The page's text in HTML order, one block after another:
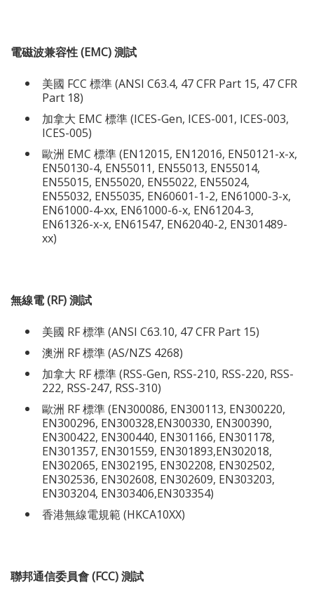
電磁波兼容性 (EMC) 測試
美國 FCC 標準 (ANSI C63.4, 47 CFR Part 15, 47 CFR
Part 18)
加拿大 EMC 標準 (ICES-Gen, ICES-001, ICES-003,
ICES-005)
歐洲 EMC 標準 (EN12015, EN12016, EN50121-x-x,
EN50130-4, EN55011, EN55013, EN55014,
EN55015, EN55020, EN55022, EN55024,
EN55032, EN55035, EN60601-1-2, EN61000-3-x,
EN61000-4-xx, EN61000-6-x, EN61204-3,
EN61326-x-x, EN61547, EN62040-2, EN301489-
xx)
無線電 (RF) 測試
美國 RF 標準 (ANSI C63.10, 47 CFR Part 15)
澳洲 RF 標準 (AS/NZS 4268)
加拿大 RF 標準 (RSS-Gen, RSS-210, RSS-220, RSS-
222, RSS-247, RSS-310)
歐洲 RF 標準 (EN300086, EN300113, EN300220,
EN300296, EN300328,EN300330, EN300390,
EN300422, EN300440, EN301166, EN301178,
EN301357, EN301559, EN301893,EN302018,
EN302065, EN302195, EN302208, EN302502,
EN302536, EN302608, EN302609, EN303203,
EN303204, EN303406,EN303354)
香港無線電規範 (HKCA10XX)
聯邦通信委員會 (FCC) 測試